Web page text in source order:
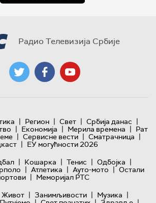
Радио Телевизија Србије
| Регион | Свет | Србија данас |
| Економија | Мерила времена | Рат
| Сервисне вести | Сматрачница |
| ЕУ могућности 2026
| Кошарка | Тенис | Одбојка |
| Атлетика | Ауто-мото | Остали
| Меморијал РТС
Живот | Занимљивости | Музика |